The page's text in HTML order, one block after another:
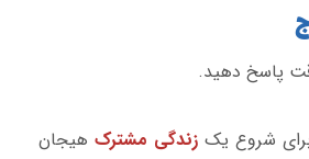
پاسخ دهید.
برای شروع یک زندگی مشترک هیجان